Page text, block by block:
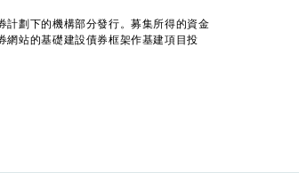
計劃下的機構部分發行。募集所得的資金
網站的基礎建設債券框架作基建項目投